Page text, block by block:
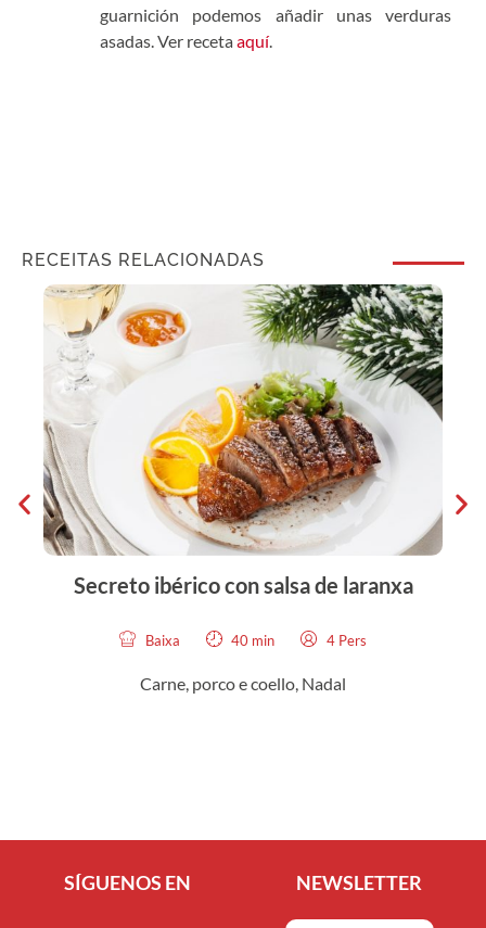
guarnición podemos añadir unas verduras
asadas. Ver recetaaquí
RECEITAS RELACIONADAS
Secreto ibérico con salsa de laranxa
Baixa 40 min 4 Pers
Carne, porco e coello Nadal
SÍGUENOS EN NEWSLETTER